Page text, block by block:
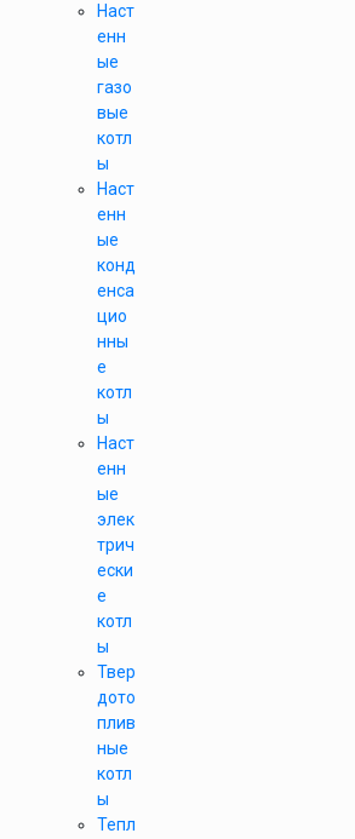
Наст
енн
ые
газо
вые
котл
ы
Наст
енн
ые
конд
енса
цио
нны
е
котл
ы
Наст
енн
ые
элек
трич
ески
е
котл
ы
Твер
дото
плив
ные
котл
ы
Тепл